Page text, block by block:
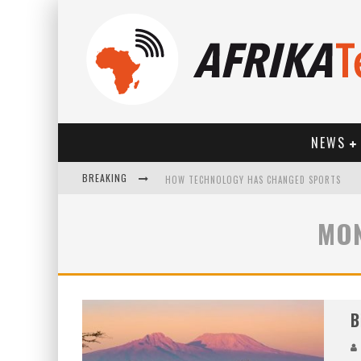
NEWS
BREAKING HOW TECHNOLOGY HAS CHANGED SPORTS